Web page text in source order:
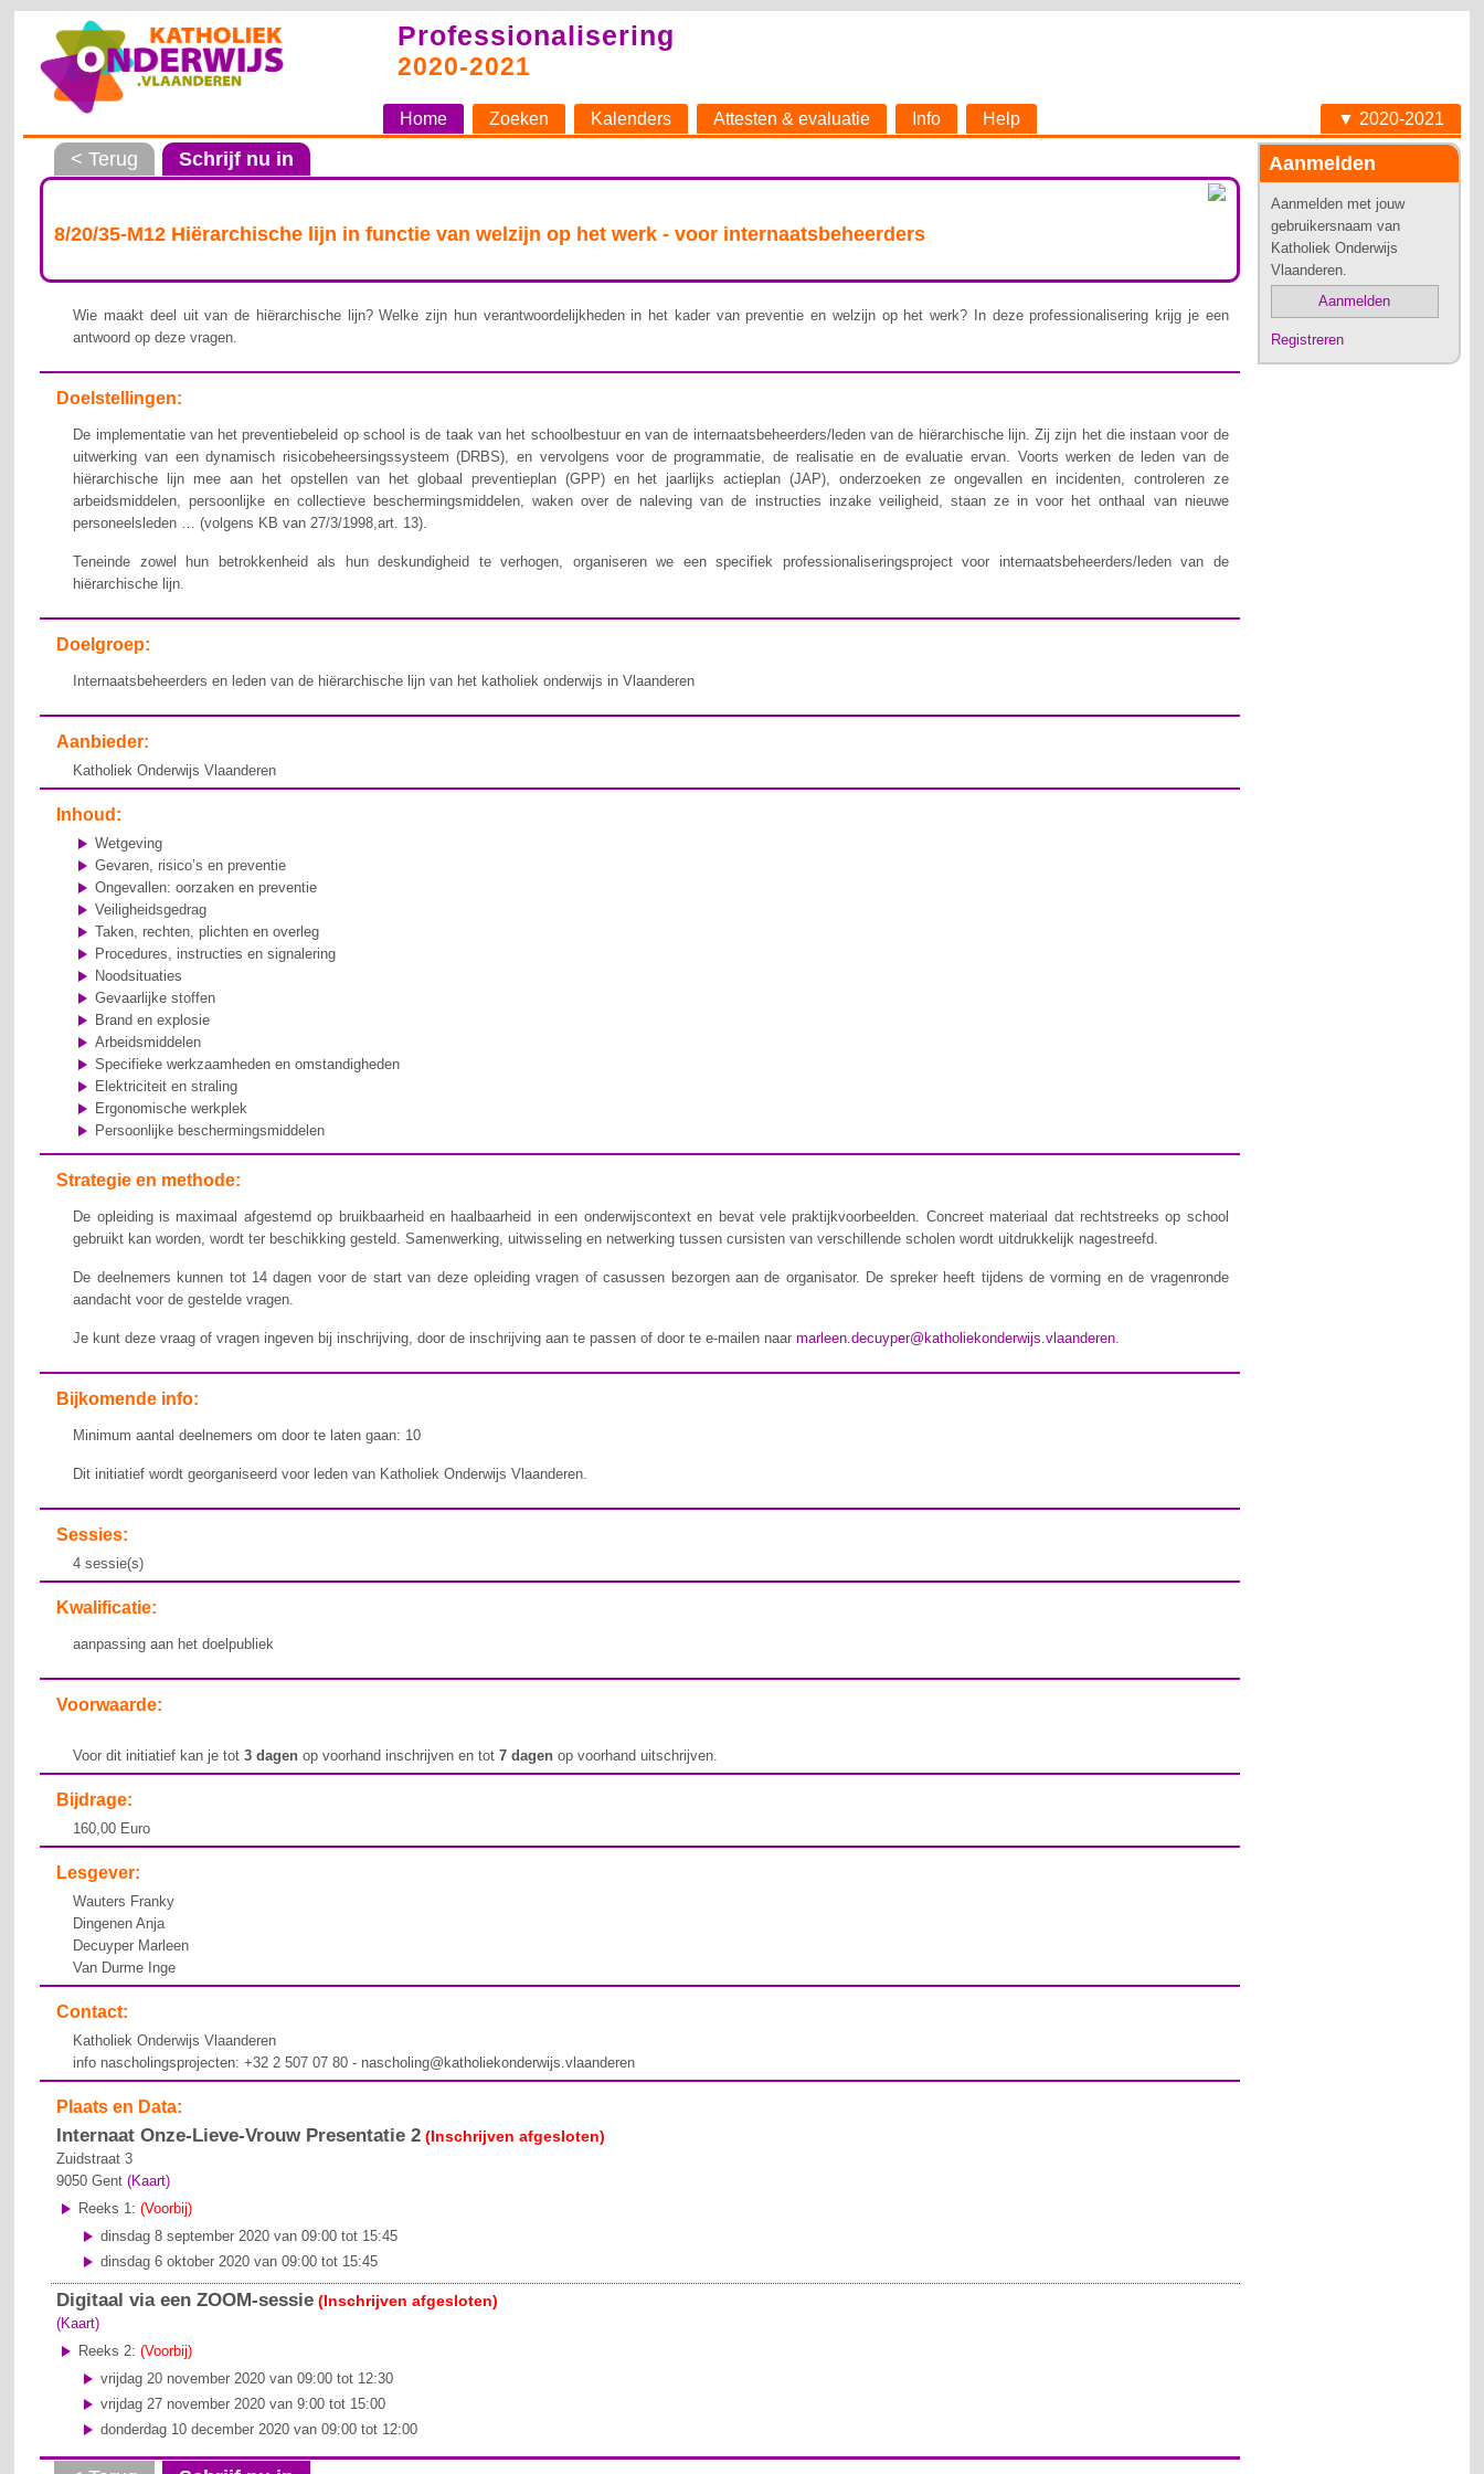
Professionalisering
2020-2021
Home Zoeken Kalenders Attesten & evaluatie Info Help ▼ 2020-2021
Aanmelden
Aanmelden met jouw
gebruikersnaam van
Katholiek Onderwijs
Vlaanderen.
Aanmelden
Registreren
< Terug Schrijf nu in
8/20/35-M12 Hiërarchische lijn in functie van welzijn op het werk - voor internaatsbeheerders
Wie maakt deel uit van de hiërarchische lijn? Welke zijn hun verantwoordelijkheden in het kader van preventie en welzijn op het werk? In deze professionalisering krijg je een
antwoord op deze vragen.
Doelstellingen:
De implementatie van het preventiebeleid op school is de taak van het schoolbestuur en van de internaatsbeheerders/leden van de hiërarchische lijn. Zij zijn het die instaan voor de
uitwerking van een dynamisch risicobeheersingssysteem (DRBS), en vervolgens voor de programmatie, de realisatie en de evaluatie ervan. Voorts werken de leden van de
hiërarchische lijn mee aan het opstellen van het globaal preventieplan (GPP) en het jaarlijks actieplan (JAP), onderzoeken ze ongevallen en incidenten, controleren ze
arbeidsmiddelen, persoonlijke en collectieve beschermingsmiddelen, waken over de naleving van de instructies inzake veiligheid, staan ze in voor het onthaal van nieuwe
personeelsleden … (volgens KB van 27/3/1998,art. 13).
Teneinde zowel hun betrokkenheid als hun deskundigheid te verhogen, organiseren we een specifiek professionaliseringsproject voor internaatsbeheerders/leden van de
hiërarchische lijn.
Doelgroep:
Internaatsbeheerders en leden van de hiërarchische lijn van het katholiek onderwijs in Vlaanderen
Aanbieder:
Katholiek Onderwijs Vlaanderen
Inhoud:
Wetgeving
Gevaren, risico’s en preventie
Ongevallen: oorzaken en preventie
Veiligheidsgedrag
Taken, rechten, plichten en overleg
Procedures, instructies en signalering
Noodsituaties
Gevaarlijke stoffen
Brand en explosie
Arbeidsmiddelen
Specifieke werkzaamheden en omstandigheden
Elektriciteit en straling
Ergonomische werkplek
Persoonlijke beschermingsmiddelen
Strategie en methode:
De opleiding is maximaal afgestemd op bruikbaarheid en haalbaarheid in een onderwijscontext en bevat vele praktijkvoorbeelden. Concreet materiaal dat rechtstreeks op school
gebruikt kan worden, wordt ter beschikking gesteld. Samenwerking, uitwisseling en netwerking tussen cursisten van verschillende scholen wordt uitdrukkelijk nagestreefd.
De deelnemers kunnen tot 14 dagen voor de start van deze opleiding vragen of casussen bezorgen aan de organisator. De spreker heeft tijdens de vorming en de vragenronde
aandacht voor de gestelde vragen.
Je kunt deze vraag of vragen ingeven bij inschrijving, door de inschrijving aan te passen of door te e-mailen naarmarleen.decuyper@katholiekonderwijs.vlaanderen.
Bijkomende info:
Minimum aantal deelnemers om door te laten gaan: 10
Dit initiatief wordt georganiseerd voor leden van Katholiek Onderwijs Vlaanderen.
Sessies:
4 sessie(s)
Kwalificatie:
aanpassing aan het doelpubliek
Voorwaarde:
Voor dit initiatief kan je tot3 dagen op voorhand inschrijven en tot7 dagenop voorhand uitschrijven.
Bijdrage:
160,00 Euro
Lesgever:
Wauters Franky
Dingenen Anja
Decuyper Marleen
Van Durme Inge
Contact:
Katholiek Onderwijs Vlaanderen
info nascholingsprojecten: +32 2 507 07 80 - nascholing@katholiekonderwijs.vlaanderen
Plaats en Data:
Internaat Onze-Lieve-Vrouw Presentatie 2 (Inschrijven afgesloten)
Zuidstraat 3
9050 Gent (Kaart)
Reeks 1:(Voorbij)
dinsdag 8 september 2020 van 09:00 tot 15:45
dinsdag 6 oktober 2020 van 09:00 tot 15:45
Digitaal via een ZOOM-sessie (Inschrijven afgesloten)
(Kaart)
Reeks 2:(Voorbij)
vrijdag 20 november 2020 van 09:00 tot 12:30
vrijdag 27 november 2020 van 9:00 tot 15:00
donderdag 10 december 2020 van 09:00 tot 12:00